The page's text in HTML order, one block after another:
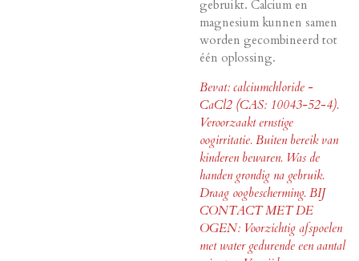
gebruikt. Calcium en
magnesium kunnen samen
worden gecombineerd tot
één oplossing.
Bevat: calciumchloride -
CaCl2 (CAS: 10043-52-4).
Veroorzaakt ernstige
oogirritatie. Buiten bereik van
kinderen bewaren. Was de
handen grondig na gebruik.
Draag oogbescherming. BIJ
CONTACT MET DE
OGEN: Voorzichtig afspoelen
met water gedurende een aantal